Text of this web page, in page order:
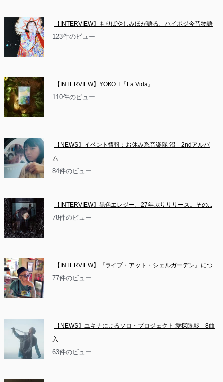
【INTERVIEW】もりばやしみほが語る、ハイポジ今昔物語
123件のビュー
【INTERVIEW】YOKO.T『La Vida』
110件のビュー
【NEWS】イベント情報：お休み系音楽隊 沼　2ndアルバ
ム...
84件のビュー
【INTERVIEW】黒色エレジー、27年ぶりリリース。その...
78件のビュー
【INTERVIEW】『ライブ・アット・シェルガーデン』につ...
77件のビュー
【NEWS】ユキナによるソロ・プロジェクト 愛探眼影　8曲
入...
63件のビュー